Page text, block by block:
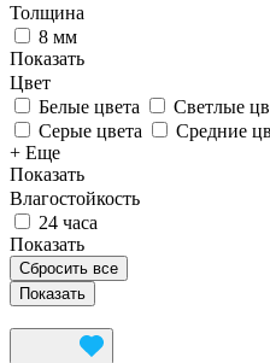
Толщина
8 мм
Показать
Цвет
Белые цвета
Светлые
Серые цвета
Средние
+ Еще
Показать
Влагостойкость
24 часа
Показать
Сбросить все